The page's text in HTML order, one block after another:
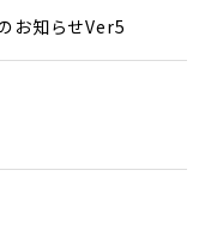
お知らせVer5